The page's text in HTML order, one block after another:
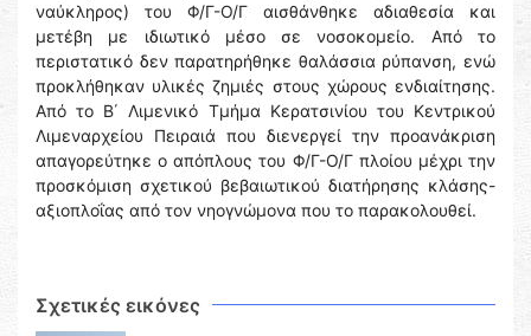
ναύκληρος) του Φ/Γ-Ο/Γ αισθάνθηκε αδιαθεσία και
μετέβη με ιδιωτικό μέσο σε νοσοκομείο. Από το
περιστατικό δεν παρατηρήθηκε θαλάσσια ρύπανση, ενώ
προκλήθηκαν υλικές ζημιές στους χώρους ενδιαίτησης.
Από το Β΄ Λιμενικό Τμήμα Κερατσινίου του Κεντρικού
Λιμεναρχείου Πειραιά που διενεργεί την προανάκριση
απαγορεύτηκε ο απόπλους του Φ/Γ-Ο/Γ πλοίου μέχρι την
προσκόμιση σχετικού βεβαιωτικού διατήρησης κλάσης-
αξιοπλοΐας από τον νηογνώμονα που το παρακολουθεί.
Σχετικές εικόνες